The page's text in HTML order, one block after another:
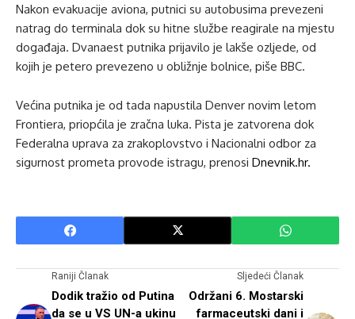
Nakon evakuacije aviona, putnici su autobusima prevezeni
natrag do terminala dok su hitne službe reagirale na mjestu
događaja. Dvanaest putnika prijavilo je lakše ozljede, od
kojih je petero prevezeno u obližnje bolnice, piše BBC.
Većina putnika je od tada napustila Denver novim letom
Frontiera, priopćila je zračna luka. Pista je zatvorena dok
Federalna uprava za zrakoplovstvo i Nacionalni odbor za
sigurnost prometa provode istragu, prenosi Dnevnik.hr.
Raniji Članak
Dodik tražio od Putina
da se u VS UN-a ukinu
Sljedeći Članak
Održani 6. Mostarski
farmaceutski dani i